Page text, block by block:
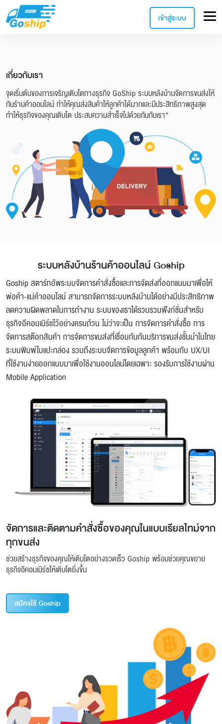
เข้าสู่ระบบ
เกี่ยวกับเรา
จุดเริ่มต้นของการเจริญเติบโตทางธุรกิจ GoShip ระบบหลังบ้านจัดการขนส่งให้
กับร้านค้าออนไลน์ ทำให้คุณส่งสินค้าให้ลูกค้าได้มากและมีประสิทธิภาพสูงสุด
ทำให้ธุรกิจของคุณเติบโต ประสบความสำเร็จไปด้วยกันกับเรา*
ระบบหลังบ้านร้านค้าออนไลน์ Goship
Goship สตาร์ทอัพระบบจัดการคำสั่งซื้อและการจัดส่งที่ออกแบบมาเพื่อให้
พ่อค้า-แม่ค้าออนไลน์ สามารถจัดการระบบหลังบ้านได้อย่างมีประสิทธิภาพ
ลดความผิดพลาดในการทำงาน ระบบของเราได้รวบรวมฟังก์ชั่นสำหรับ
ธุรกิจอีคอมเมิร์ชไว้อย่างครบถ้วน ไม่ว่าจะเป็น การจัดการคำสั่งซื้อ การ
จัดการสต๊อกสินค้า การจัดการขนส่งที่เชื่อมกันกับบริการขนส่งชั้นนำในไทย
ระบบพิมพ์ใบแปะกล่อง รวมถึงระบบจัดการข้อมูลลูกค้า พร้อมกับ UX/UI
ที่ใช้งานง่ายออกแบบมาเพื่อใช้งานออนไลน์โดยเฉพาะ รองรับการใช้งานผ่าน
Mobile Application
จัดการและติดตามคำสั่งซื้อของคุณในแบบเรียลไทม์จาก
ทุกขนส่ง
ช่วยสร้างธุรกิจของคุณให้เติบโตอย่างรวดเร็ว Goship พร้อมช่วยคุณขยาย
ธุรกิจอีคอมเมิร์ซให้เติบโตยิ่งขึ้น
สมัครใช้ Goship